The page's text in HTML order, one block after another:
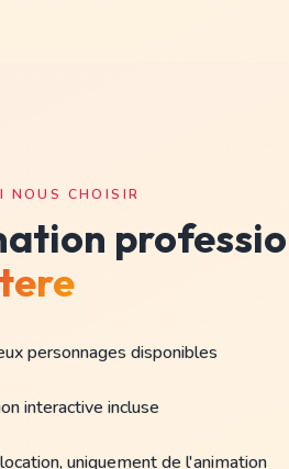
NOUS CHOISIR
personnages disponibles
interactive incluse
uniquement de l'animation